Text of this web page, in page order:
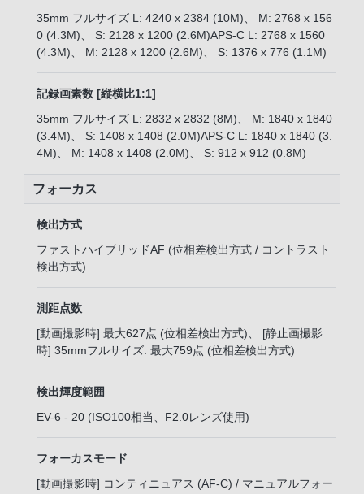
35mm フルサイズ L: 4240 x 2384 (10M)、 M: 2768 x 156
0 (4.3M)、 S: 2128 x 1200 (2.6M)APS-C L: 2768 x 1560
(4.3M)、 M: 2128 x 1200 (2.6M)、 S: 1376 x 776 (1.1M)
記録画素数 [縦横比1:1]
35mm フルサイズ L: 2832 x 2832 (8M)、 M: 1840 x 1840
(3.4M)、 S: 1408 x 1408 (2.0M)APS-C L: 1840 x 1840 (3.
4M)、 M: 1408 x 1408 (2.0M)、 S: 912 x 912 (0.8M)
フォーカス
検出方式
ファストハイブリッドAF (位相差検出方式 / コントラスト
検出方式)
測距点数
[動画撮影時] 最大627点 (位相差検出方式)、 [静止画撮影
時] 35mmフルサイズ: 最大759点 (位相差検出方式)
検出輝度範囲
EV-6 - 20 (ISO100相当、F2.0レンズ使用)
フォーカスモード
[動画撮影時] コンティニュアス (AF-C) / マニュアルフォー